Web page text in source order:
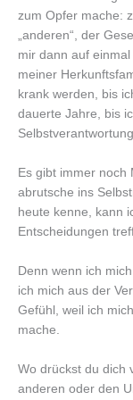
zum Opfer mache:
„anderen“, der
mir dann auf
meiner
krank werden, bis
dauerte Jahre, bis
Es gibt immer noch
abrutsche ins
heute kenne, kann
Entscheidungen
Denn wenn ich
ich mich aus der
Gefühl, weil ich
mache.
Wo drückst du dich
anderen oder den